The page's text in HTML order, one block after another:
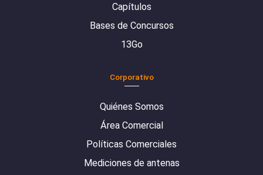
Capítulos
Bases de Concursos
13Go
Corporativo
Quiénes Somos
Área Comercial
Políticas Comerciales
Mediciones de antenas